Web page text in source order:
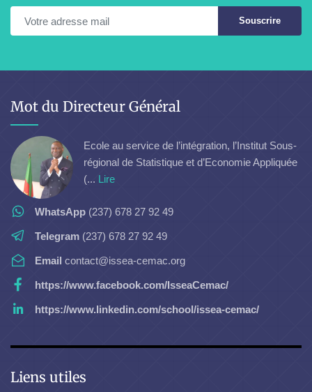
Souscrire
Mot du Directeur Général
Ecole au service de l’intégration, l’Institut Sous-
régional de Statistique et d’Economie Appliquée
(... Lire
WhatsApp (237) 678 27 92 49
Telegram (237) 678 27 92 49
Email contact@issea-cemac.org
https://www.facebook.com/IsseaCemac/
https://www.linkedin.com/school/issea-cemac/
Liens utiles